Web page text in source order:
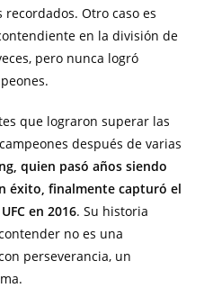
Otro caso es
en la división de
pero nunca logró
que lograron superar las
después de varias
quien pasó años siendo
éxito, finalmente capturó el
en 2016. Su historia
no es una
perseverancia, un